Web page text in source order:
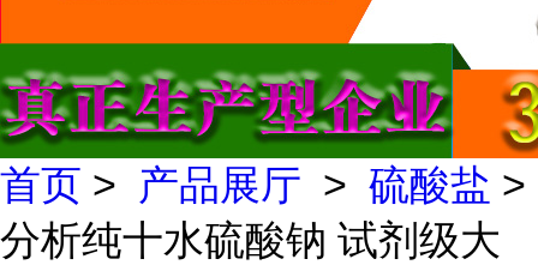
首页 > 产品展厅 > 硫酸盐 >
分析纯十水硫酸钠 试剂级大